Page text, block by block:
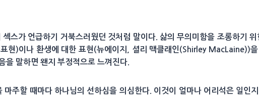
스가 언급하기 거북스러웠던 것처럼 말이다. 삶의 무의미함을 조롱하기 위
현)이나 환생에 대한 표현(뉴에이지, 셜리 맥클래인(Shirley MacLaine))
을 말하면 왠지 부정적으로 느껴진다.
주할 때마다 하나님의 선하심을 의심한다. 이것이 얼마나 어리석은 일인